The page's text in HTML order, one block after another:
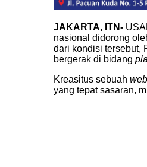
JAKARTA, ITN-
nasional didorong
dari kondisi tersebut,
bergerak di bidang
Kreasitus sebuah
yang tepat sasaran,